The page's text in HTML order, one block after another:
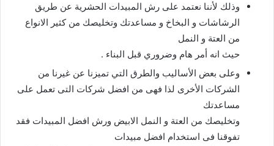
وذلك لأننا نعتمد على رش المبيدات الحشرية عن طريق
الرشاشات و البخاخ و مساعدتك وتخليصك من كثير الانواع
من العتة و النمل
حيث انه أمر هام وضروري قبل البناء .
وعلى بعض الأساليب والطرق التي تميزنا عن غيرنا من
الشركات الأخرى لذا فهى من افضل شركات التى تعمل على
مساعدتك
وتخليصك من العتة و النمل الابيض ورش افضل المبيدات فقد
تفوقنا فى استخدام افضل مبيدات